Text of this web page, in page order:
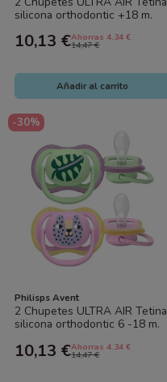
silicona orthodontic +18 m.
10,13 €Ahorras 4.34 €
14,47 €
Añadir al carrito
-30%
Philisps Avent
2 Chupetes ULTRA AIR Tetina
silicona orthodontic 6 -18 m.
10,13 €Ahorras 4.34 €
14,47 €